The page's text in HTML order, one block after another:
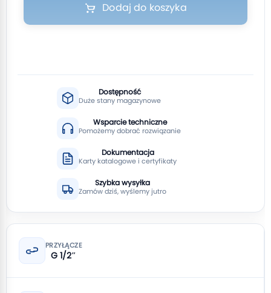
Dodaj do koszyka
Dostępność
Duże stany magazynowe
Wsparcie techniczne
Pomożemy dobrać rozwiązanie
Dokumentacja
Karty katalogowe i certyfikaty
Szybka wysyłka
Zamów dziś, wyślemy jutro
PRZYŁĄCZE
G 1/2″